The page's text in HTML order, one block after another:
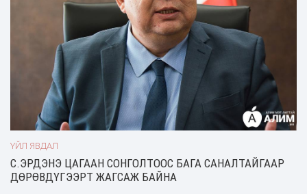
ҮЙЛ ЯВДАЛ
С.ЭРДЭНЭ ЦАГААН СОНГОЛТООС БАГА САНАЛТАЙГААР
ДӨРӨВДҮГЭЭРТ ЖАГСАЖ БАЙНА